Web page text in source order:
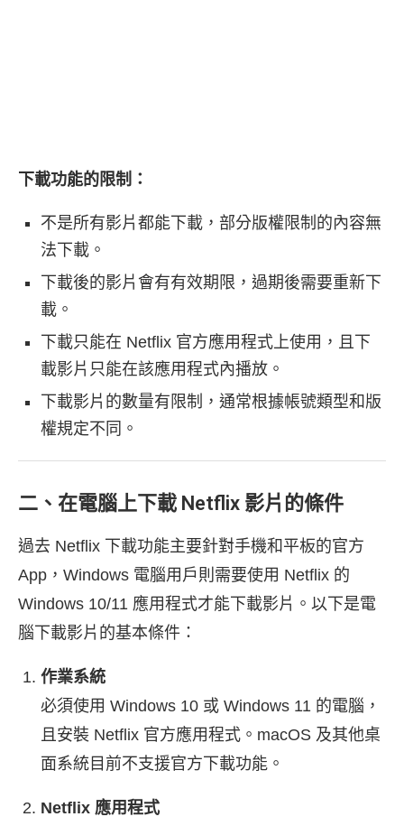
下載功能的限制：
不是所有影片都能下載，部分版權限制的內容無
法下載。
下載後的影片會有有效期限，過期後需要重新下
載。
下載只能在 Netflix 官方應用程式上使用，且下
載影片只能在該應用程式內播放。
下載影片的數量有限制，通常根據帳號類型和版
權規定不同。
二、在電腦上下載 Netflix 影片的條件
過去 Netflix 下載功能主要針對手機和平板的官方
App，Windows 電腦用戶則需要使用 Netflix 的
Windows 10/11 應用程式才能下載影片。以下是電
腦下載影片的基本條件：
作業系統
必須使用 Windows 10 或 Windows 11 的電腦，
且安裝 Netflix 官方應用程式。macOS 及其他桌
面系統目前不支援官方下載功能。
Netflix 應用程式